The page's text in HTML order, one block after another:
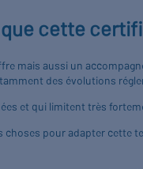
que cette
mais aussi un
des évolutions
et qui limitent très
choses pour adapter cette